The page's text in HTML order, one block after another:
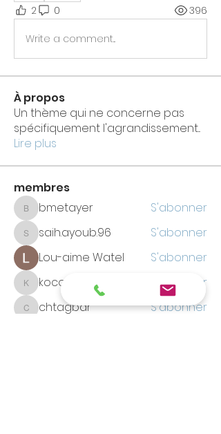
2 0 396
Write a comment...
À propos
Un thème qui ne concerne pas
spécifiquement l'agrandissement...
Lire plus
membres
bmetayer
bmetayer S'abonner
saih.ayoub.96
saih.ayoub.96
S'abonner
Lou-aime Watel
S'abonner
kocoj52621
kocoj52621 S'abonner
chtagbar
chtagbar
S'abonner